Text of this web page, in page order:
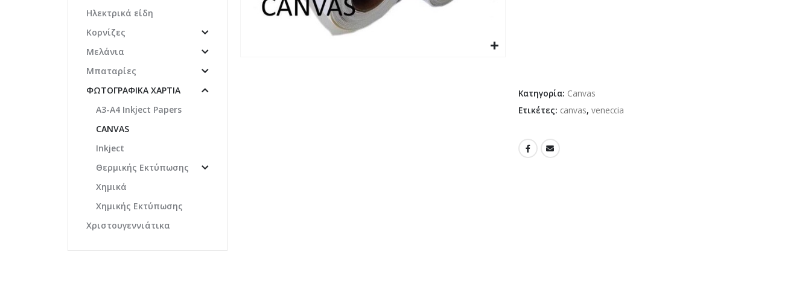
Κατηγορία: Canvas
Ετικέτες: canvas, veneccia
Ηλεκτρικά είδη
Κορνίζες
Μελάνια
Μπαταρίες
ΦΩΤΟΓΡΑΦΙΚΆ ΧΑΡΤΙΆ
A3-A4 Inkject Papers
CANVAS
Inkject
Θερμικής Εκτύπωσης
Χημικά
Χημικής Εκτύπωσης
Χριστουγεννιάτικα